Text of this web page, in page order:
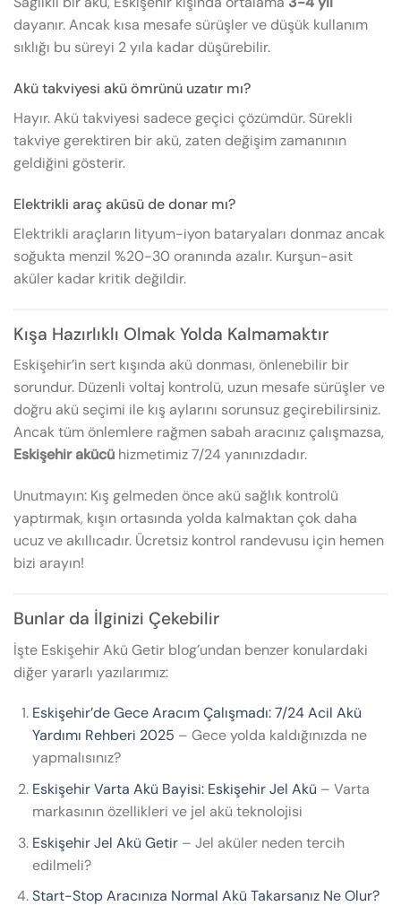
dayanır. Ancak kısa mesafe sürüşler ve düşük kullanım
sıklığı bu süreyi 2 yıla kadar düşürebilir.
Akü takviyesi akü ömrünü uzatır mı?
Hayır. Akü takviyesi sadece geçici çözümdür. Sürekli
takviye gerektiren bir akü, zaten değişim zamanının
geldiğini gösterir.
Elektrikli araç aküsü de donar mı?
Elektrikli araçların lityum-iyon bataryaları donmaz ancak
soğukta menzil %20-30 oranında azalır. Kurşun-asit
aküler kadar kritik değildir.
Kışa Hazırlıklı Olmak Yolda Kalmamaktır
Eskişehir’in sert kışında akü donması, önlenebilir bir
sorundur. Düzenli voltaj kontrolü, uzun mesafe sürüşler ve
doğru akü seçimi ile kış aylarını sorunsuz geçirebilirsiniz.
Ancak tüm önlemlere rağmen sabah aracınız çalışmazsa,
Eskişehir akücü hizmetimiz 7/24 yanınızdadır.
Unutmayın: Kış gelmeden önce akü sağlık kontrolü
yaptırmak, kışın ortasında yolda kalmaktan çok daha
ucuz ve akıllıcadır. Ücretsiz kontrol randevusu için hemen
bizi arayın!
Bunlar da İlginizi Çekebilir
İşte Eskişehir Akü Getir blog’undan benzer konulardaki
diğer yararlı yazılarımız:
Eskişehir’de Gece Aracım Çalışmadı: 7/24 Acil Akü
Yardımı Rehberi 2025 – Gece yolda kaldığınızda ne
yapmalısınız?
Eskişehir Varta Akü Bayisi: Eskişehir Jel Akü – Varta
markasının özellikleri ve jel akü teknolojisi
Eskişehir Jel Akü Getir– Jel aküler neden tercih
edilmeli?
Start-Stop Aracınıza Normal Akü Takarsanız Ne Olur?